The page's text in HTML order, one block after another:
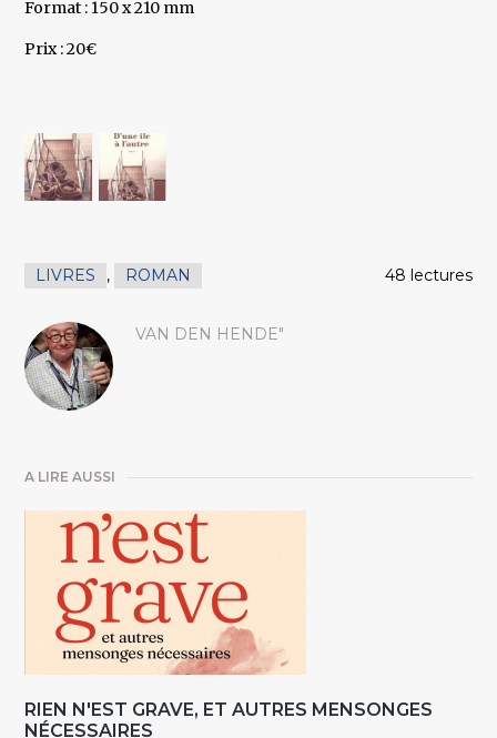
Format : 150 x 210 mm
Prix : 20€
LIVRES , ROMAN 48 lectures
VAN DEN HENDE"
A LIRE AUSSI
RIEN N'EST GRAVE, ET AUTRES MENSONGES
NÉCESSAIRES